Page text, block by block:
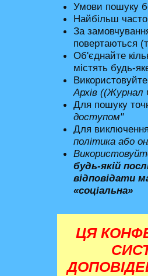
Умови пошуку
Найбільш часто
За
повертаються
Об'єднайте
містять будь-
Архів ((Журнал
Для пошуку
доступом"
Для
політика або
будь-якій
відповідати
«соціальна»
ЦЯ